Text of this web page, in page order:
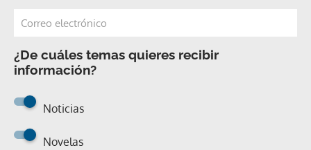
¿De cuáles temas quieres recibir
información?
Noticias
Novelas